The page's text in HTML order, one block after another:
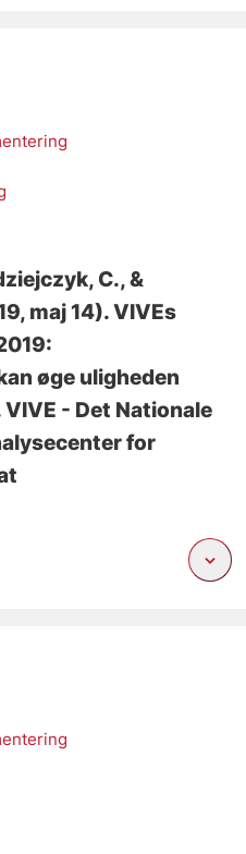
C., &
maj 14).VIVEs
øge uligheden
VIVE - Det Nationale
for